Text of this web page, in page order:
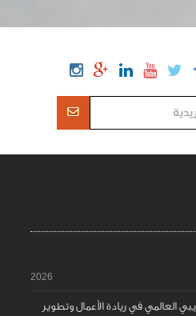
2026
العالمي في ريادة الأعمال وتطوير